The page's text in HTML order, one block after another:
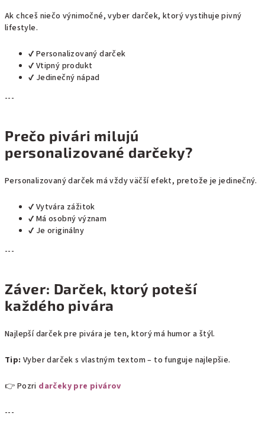
Ak chceš niečo výnimočné, vyber darček, ktorý vystihuje pivný
lifestyle.
✔ Personalizovaný darček
✔ Vtipný produkt
✔ Jedinečný nápad
---
Prečo pivári milujú
personalizované darčeky?
Personalizovaný darček má vždy väčší efekt, pretože je jedinečný.
✔ Vytvára zážitok
✔ Má osobný význam
✔ Je originálny
---
Záver: Darček, ktorý poteší
každého pivára
Najlepší darček pre pivára je ten, ktorý má humor a štýl.
Tip: Vyber darček s vlastným textom – to funguje najlepšie.
👉 Pozri darčeky pre pivárov
---